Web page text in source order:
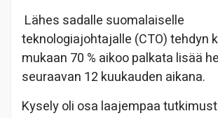
Lähes sadalle suomalaiselle
teknologiajohtajalle (CTO) tehdyn
mukaan 70 % aikoo palkata lisää
seuraavan 12 kuukauden aikana.
Kysely oli osa laajempaa